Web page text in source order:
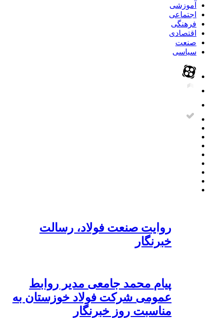
آموزشی
اجتماعی
فرهنگی
اقتصادی
صنعت
سیاسی
روایت صنعت فولاد،‌ رسالت
خبرنگار
پیام محمد جامعی مدیر روابط
عمومی شرکت فولاد خوزستان به
مناسبت روز خبرنگار